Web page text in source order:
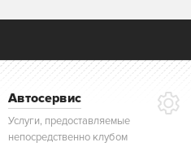
Автосервис
Услуги, предоставляемые
непосредственно клубом